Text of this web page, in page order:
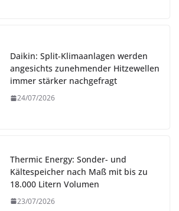
Daikin: Split-Klimaanlagen werden
angesichts zunehmender Hitzewellen
immer stärker nachgefragt
24/07/2026
Thermic Energy: Sonder- und
Kältespeicher nach Maß mit bis zu
18.000 Litern Volumen
23/07/2026